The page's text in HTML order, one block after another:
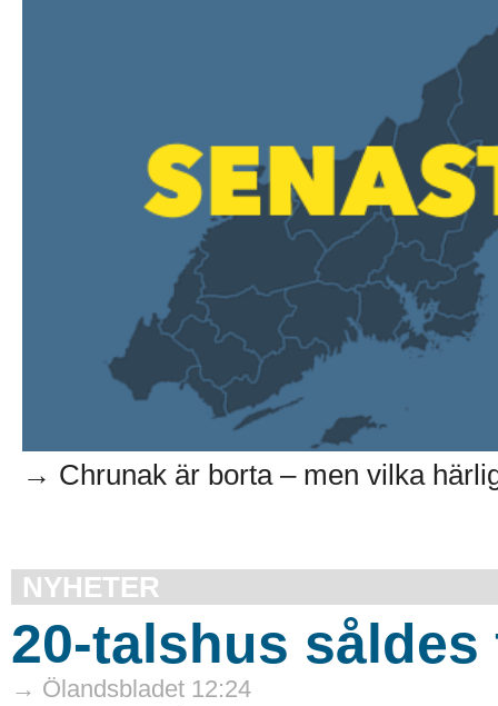
→ Chrunak är borta – men vilka
NYHETER
20-talshus
→ Ölandsbladet 12:24